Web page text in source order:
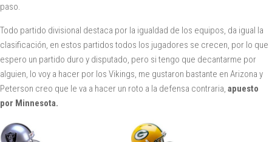
paso.
Todo partido divisional destaca por la igualdad de los equipos, da igual la
clasificación, en estos partidos todos los jugadores se crecen, por lo que
espero un partido duro y disputado, pero si tengo que decantarme por
alguien, lo voy a hacer por los Vikings, me gustaron bastante en Arizona y
Peterson creo que le va a hacer un roto a la defensa contraria, apuesto
por Minnesota.